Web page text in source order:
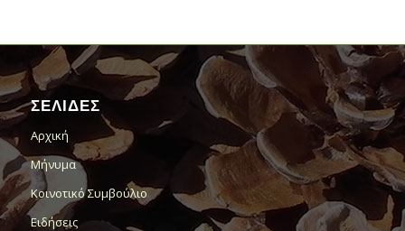
ΣΕΛΙΔΕΣ
Αρχική
Μήνυμα
Κοινοτικό Συμβούλιο
Ειδήσεις